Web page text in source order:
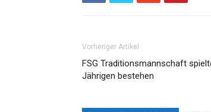
Vorheriger Artikel
FSG Traditionsmannschaft
Jährigen bestehen